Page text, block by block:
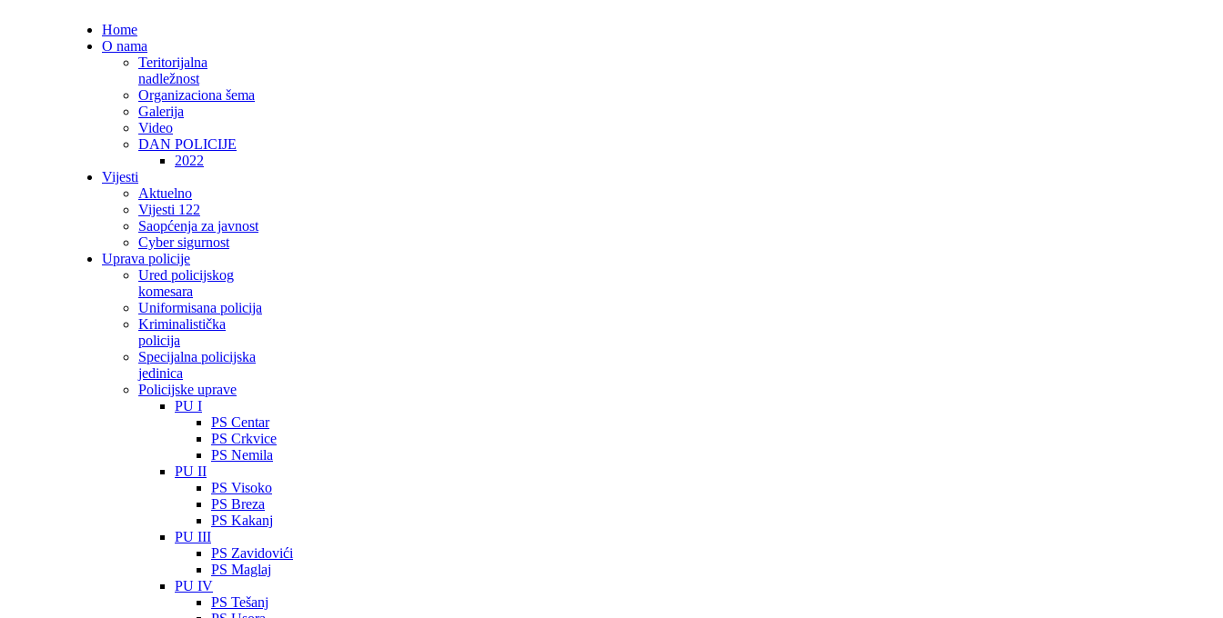
Home
O nama
Teritorijalna
nadležnost
Organizaciona šema
Galerija
Video
DAN POLICIJE
2022
Vijesti
Aktuelno
Vijesti 122
Saopćenja za javnost
Cyber sigurnost
Uprava policije
Ured policijskog
komesara
Uniformisana policija
Kriminalistička
policija
Specijalna policijska
jedinica
Policijske uprave
PU I
PS Centar
PS Crkvice
PS Nemila
PU II
PS Visoko
PS Breza
PS Kakanj
PU III
PS Zavidovići
PS Maglaj
PU IV
PS Tešanj